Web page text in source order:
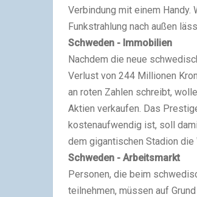
Verbindung mit einem
Funkstrahlung nach außen
Schweden - Immobilien
Nachdem die neue
Verlust von 244 Millionen
an roten Zahlen schreibt,
Aktien verkaufen. Das
kostenaufwendig ist, soll
dem gigantischen Stadion die
Schweden - Arbeitsmarkt
Personen, die beim
teilnehmen, müssen auf